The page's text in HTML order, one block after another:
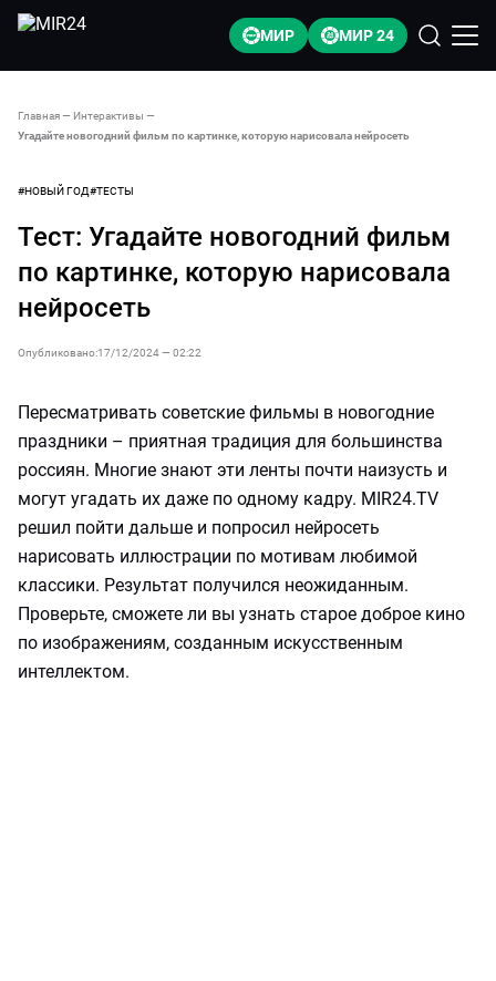
МИР МИР 24
Главная— Интерактивы —
Угадайте новогодний фильм по картинке, которую нарисовала нейросеть
#НОВЫЙ ГОД#ТЕСТЫ
Тест: Угадайте новогодний фильм
по картинке, которую нарисовала
нейросеть
Опубликовано:17/12/2024 — 02:22
Пересматривать советские фильмы в новогодние
праздники – приятная традиция для большинства
россиян. Многие знают эти ленты почти наизусть и
могут угадать их даже по одному кадру. MIR24.TV
решил пойти дальше и попросил нейросеть
нарисовать иллюстрации по мотивам любимой
классики. Результат получился неожиданным.
Проверьте, сможете ли вы узнать старое доброе кино
по изображениям, созданным искусственным
интеллектом.